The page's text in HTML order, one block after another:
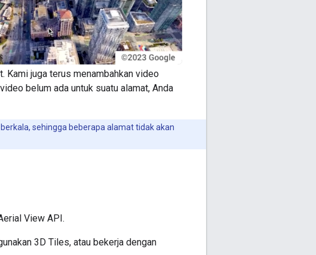
Kami juga terus menambahkan video
belum ada untuk suatu alamat, Anda
sehingga beberapa alamat tidak akan
View API.
3D Tiles, atau bekerja dengan